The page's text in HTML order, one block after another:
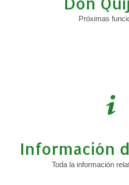
Próximas
Información
Toda la información